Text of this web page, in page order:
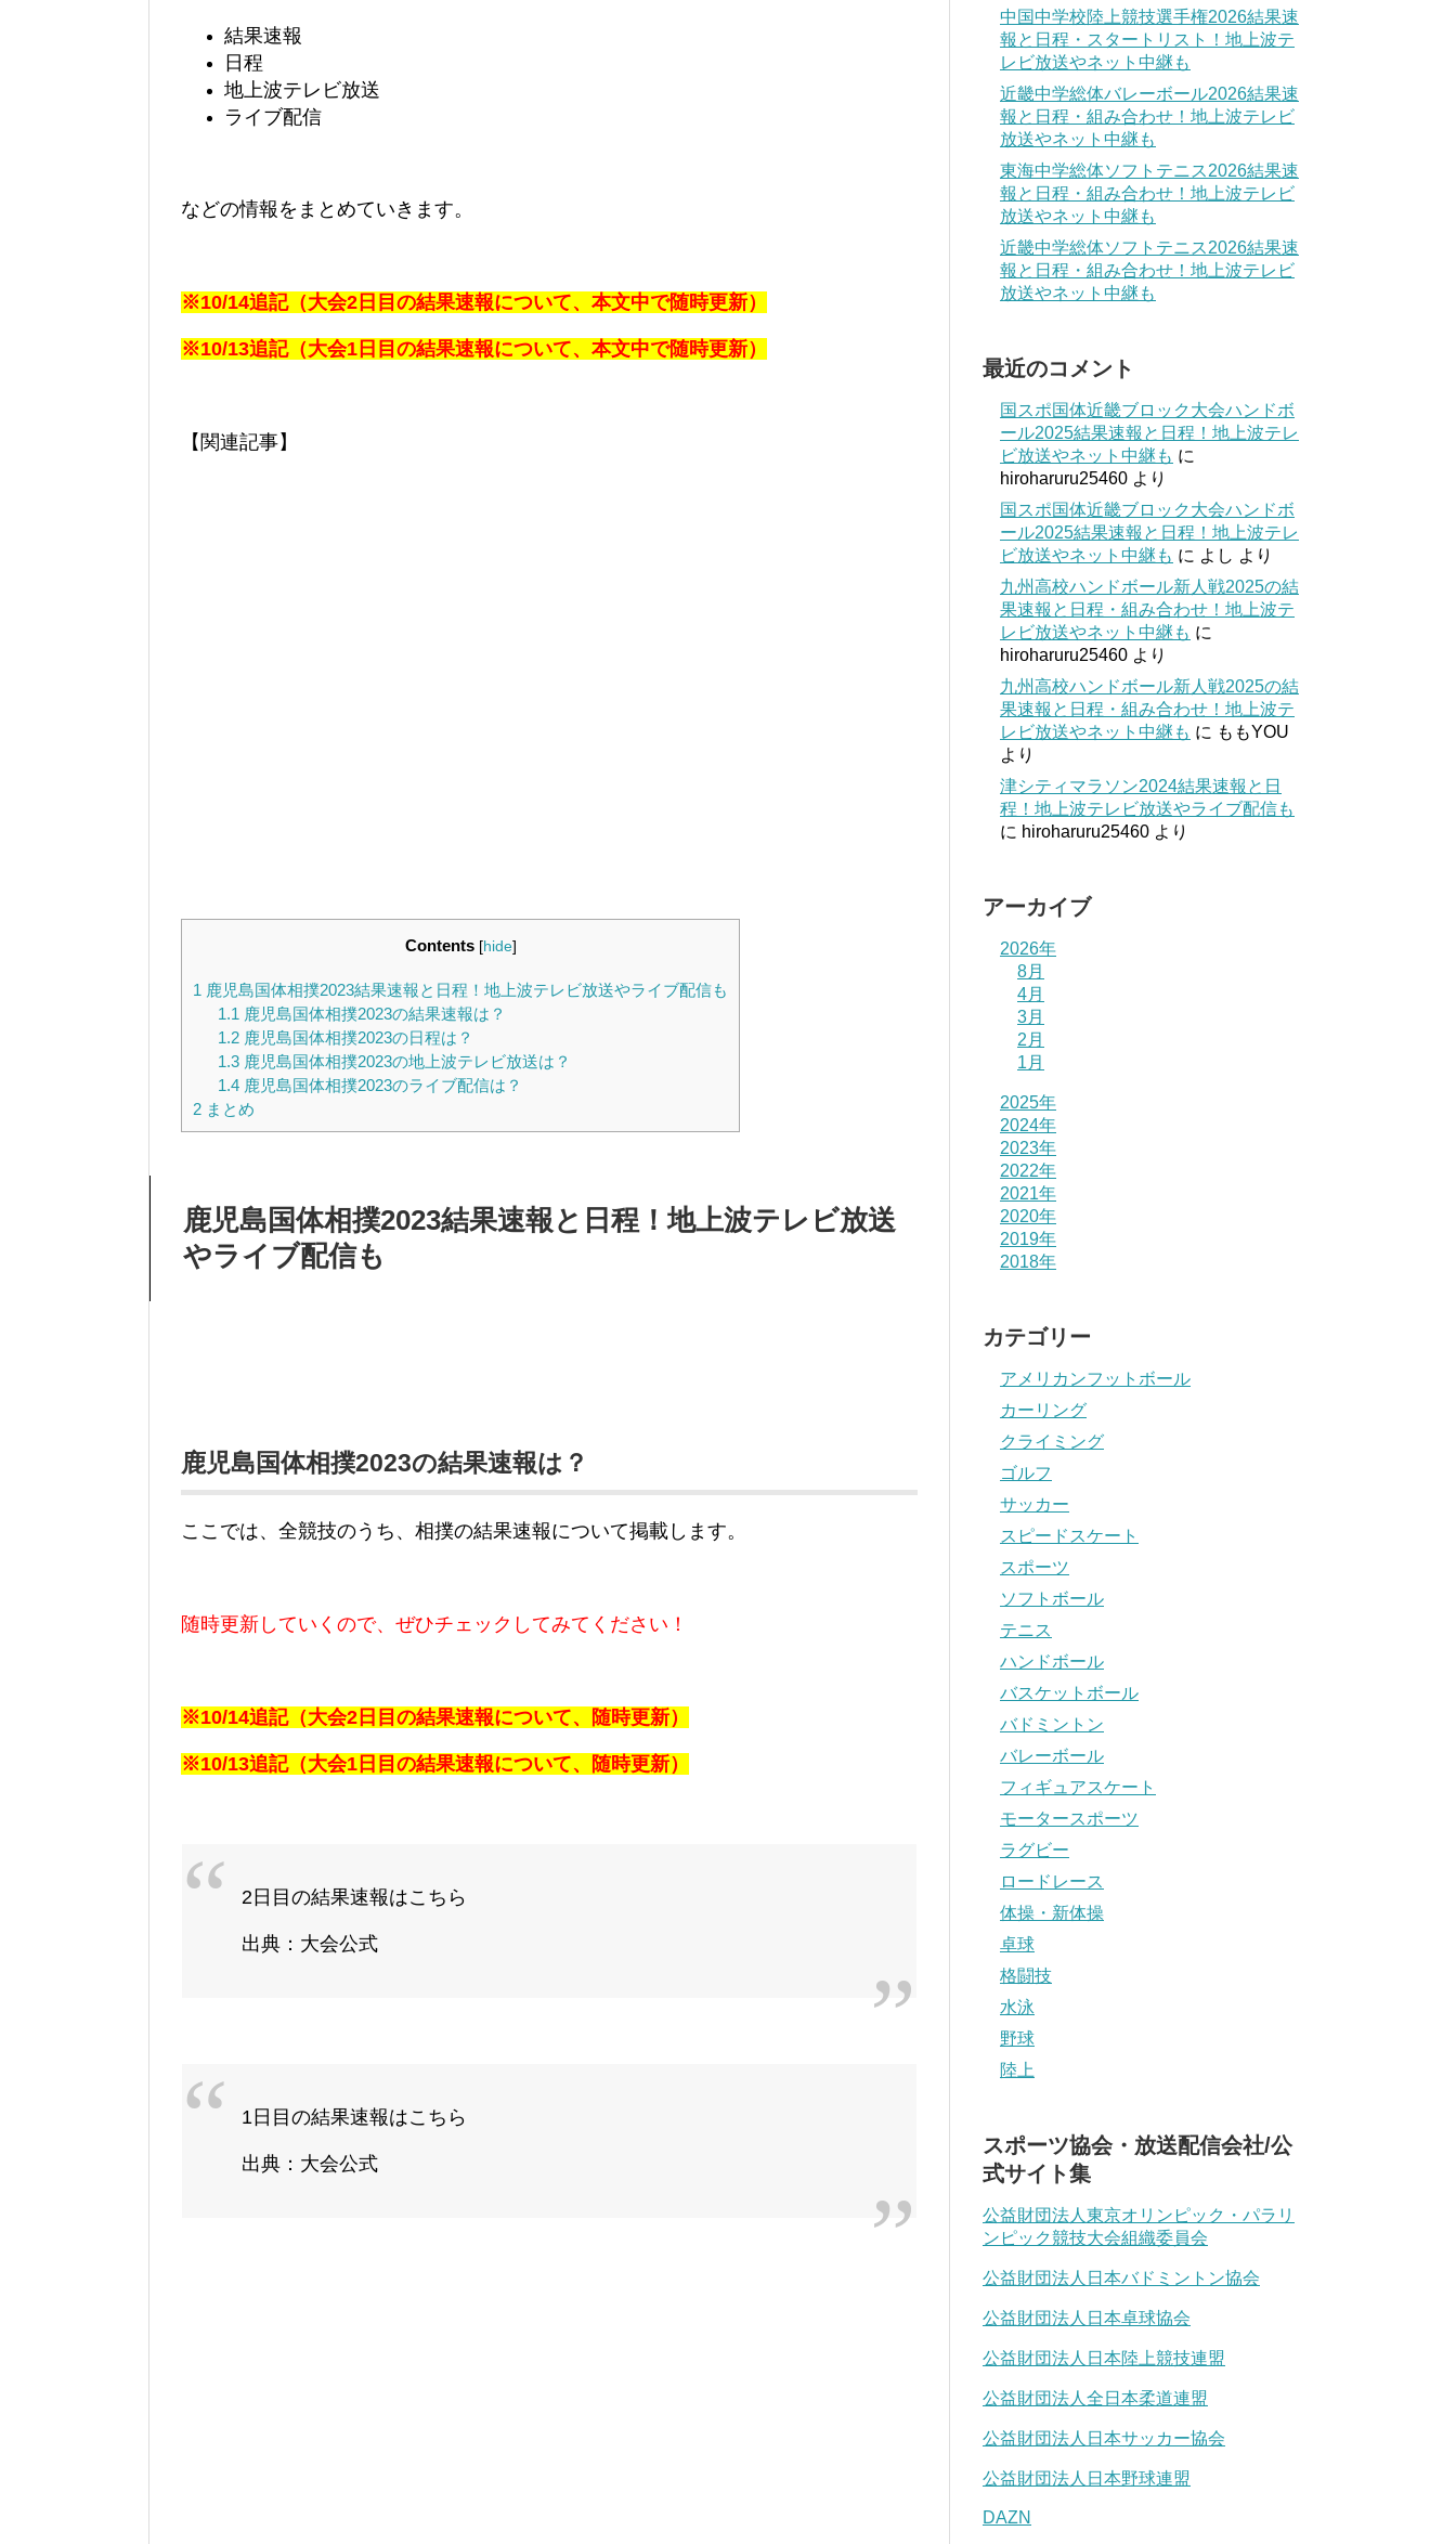
結果速報
日程
地上波テレビ放送
ライブ配信
などの情報をまとめていきます。
※10/14追記（大会2日目の結果速報について、本文中で随時更新）
※10/13追記（大会1日目の結果速報について、本文中で随時更新）
【関連記事】
Contents [hide]
1 鹿児島国体相撲2023結果速報と日程！地上波テレビ放送やライブ配信も
1.1 鹿児島国体相撲2023の結果速報は？
1.2鹿児島国体相撲2023の日程は？
1.3鹿児島国体相撲2023の地上波テレビ放送は？
1.4鹿児島国体相撲2023のライブ配信は？
2 まとめ
鹿児島国体相撲2023結果速報と日程！地上波テレビ放送
やライブ配信も
鹿児島国体相撲2023の結果速報は？
ここでは、全競技のうち、相撲の結果速報について掲載します。
随時更新していくので、ぜひチェックしてみてください！
※10/14追記（大会2日目の結果速報について、随時更新）
※10/13追記（大会1日目の結果速報について、随時更新）
2日目の結果速報はこちら
出典：大会公式
1日目の結果速報はこちら
出典：大会公式
中国中学校陸上競技選手権2026結果速
報と日程・スタートリスト！地上波テ
レビ放送やネット中継も
近畿中学総体バレーボール2026結果速
報と日程・組み合わせ！地上波テレビ
放送やネット中継も
東海中学総体ソフトテニス2026結果速
報と日程・組み合わせ！地上波テレビ
放送やネット中継も
近畿中学総体ソフトテニス2026結果速
報と日程・組み合わせ！地上波テレビ
放送やネット中継も
最近のコメント
国スポ国体近畿ブロック大会ハンドボ
ール2025結果速報と日程！地上波テレ
ビ放送やネット中継も に
hiroharuru25460 より
国スポ国体近畿ブロック大会ハンドボ
ール2025結果速報と日程！地上波テレ
ビ放送やネット中継も に よし より
九州高校ハンドボール新人戦2025の結
果速報と日程・組み合わせ！地上波テ
レビ放送やネット中継も に
hiroharuru25460 より
九州高校ハンドボール新人戦2025の結
果速報と日程・組み合わせ！地上波テ
レビ放送やネット中継も に ももYOU
より
津シティマラソン2024結果速報と日
程！地上波テレビ放送やライブ配信も
に hiroharuru25460 より
アーカイブ
2026年
8月
4月
3月
2月
1月
2025年
2024年
2023年
2022年
2021年
2020年
2019年
2018年
カテゴリー
アメリカンフットボール
カーリング
クライミング
ゴルフ
サッカー
スピードスケート
スポーツ
ソフトボール
テニス
ハンドボール
バスケットボール
バドミントン
バレーボール
フィギュアスケート
モータースポーツ
ラグビー
ロードレース
体操・新体操
卓球
格闘技
水泳
野球
陸上
スポーツ協会・放送配信会社/公
式サイト集
公益財団法人東京オリンピック・パラリ
ンピック競技大会組織委員会
公益財団法人日本バドミントン協会
公益財団法人日本卓球協会
公益財団法人日本陸上競技連盟
公益財団法人全日本柔道連盟
公益財団法人日本サッカー協会
公益財団法人日本野球連盟
DAZN